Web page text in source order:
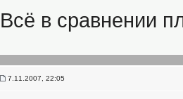
Всё в сравнении
7.11.2007, 22:05